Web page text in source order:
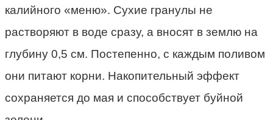
калийного «меню». Сухие гранулы не
растворяют в воде сразу, а вносят в землю на
глубину 0,5 см. Постепенно, с каждым поливом
они питают корни. Накопительный эффект
сохраняется до мая и способствует буйной